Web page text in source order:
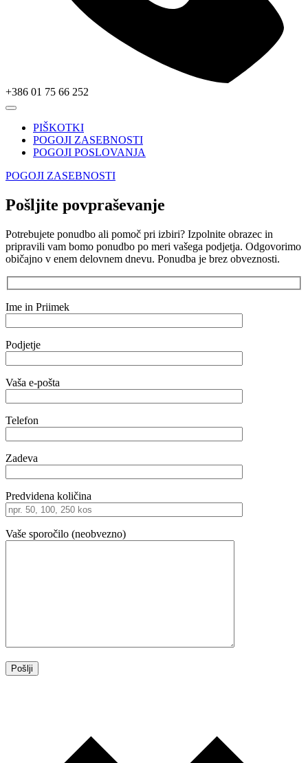
+386 01 75 66 252
PIŠKOTKI
POGOJI ZASEBNOSTI
POGOJI POSLOVANJA
POGOJI ZASEBNOSTI
Pošljite povpraševanje
Potrebujete ponudbo ali pomoč pri izbiri? Izpolnite obrazec in
pripravili vam bomo ponudbo po meri vašega podjetja. Odgovorimo
običajno v enem delovnem dnevu. Ponudba je brez obveznosti.
Ime in Priimek
Podjetje
Vaša e-pošta
Telefon
Zadeva
Predvidena količina
Vaše sporočilo (neobvezno)